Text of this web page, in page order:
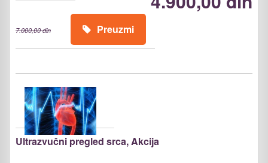
7.000,00 din Preuzmi
Ultrazvučni pregled srca, Akcija